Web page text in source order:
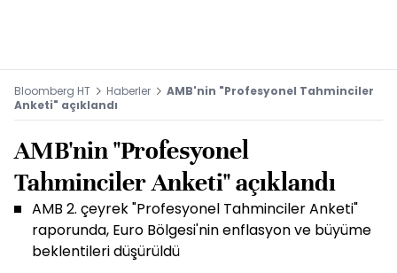
Bloomberg HT Haberler
AMB'nin "Profesyonel Tahminciler
Anketi" açıklandı
AMB'nin "Profesyonel
Tahminciler Anketi" açıklandı
AMB 2. çeyrek "Profesyonel Tahminciler Anketi"
raporunda, Euro Bölgesi'nin enflasyon ve büyüme
beklentileri düşürüldü